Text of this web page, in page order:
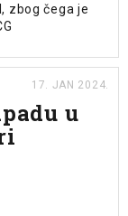
zbog čega je
17. JAN 2024.
u